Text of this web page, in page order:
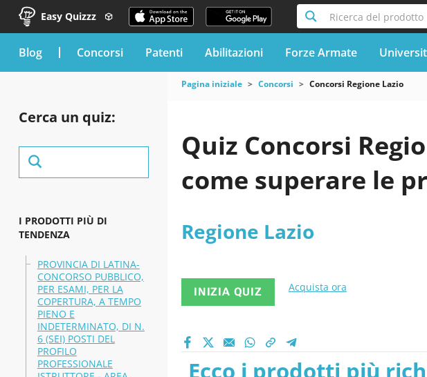
Easy Quizzz Ricerca del prodotto
blog Concorsi Patenti Abilitazioni Forze Armate
Cerca un quiz:
I PRODOTTI PIÙ DI
TENDENZA
PROVINCIA DI LATINA-
CONCORSO PUBBLICO,
PER ESAMI, PER LA
COPERTURA, A TEMPO
PIENO E
INDETERMINATO, DI N.
6 (SEI) POSTI DEL
PROFILO
PROFESSIONALE
Pagina iniziale Concorsi Concorsi Regione Lazio
Quiz Concorsi
come superare le
Regione Lazio
INIZIA QUIZ Acquista ora
Ecco i prodotti più